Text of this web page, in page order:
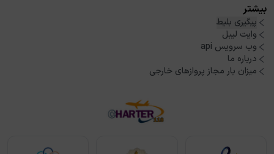
بیشتر
پیگیری بلیط
وایت لیبل
وب سرویس api
درباره ما
میزان بار مجاز پروازهای خارجی